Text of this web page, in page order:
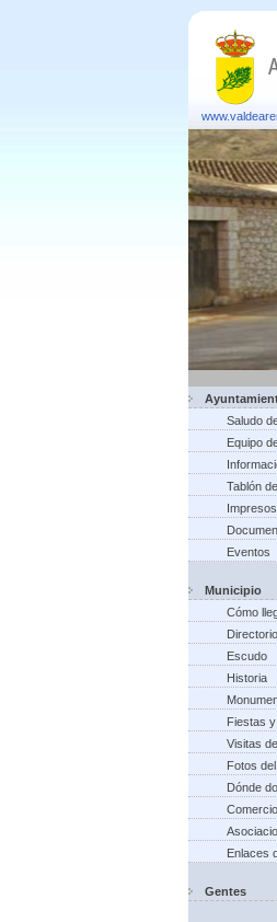
Saludo
Equipo
Tablón
Impresos
Eventos
Municipio
Cómo
Directorio
Escudo
Historia
Fiestas
Visitas
Fotos
Dónde
Enlaces
Gentes